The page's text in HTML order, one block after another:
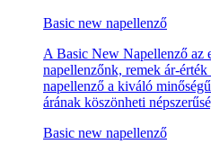
Basic new napellenző
A Basic New Napellenző az
napellenzőnk, remek ár-
napellenző a kiváló
árának köszönheti
Basic new napellenző